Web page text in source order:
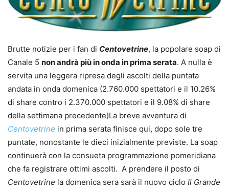
Brutte notizie per i fan di Centovetrine, la popolare soap di
Canale 5 non andrà più in onda in prima serata. A nulla è
servita una leggera ripresa degli ascolti della puntata
andata in onda domenica (2.760.000 spettatori e il 10.26%
di share contro i 2.370.000 spettatori e il 9.08% di share
della settimana precedente)La breve avventura di
Centovetrine in prima serata finisce qui, dopo sole tre
puntate, nonostante le dieci inizialmente previste. La soap
continuerà con la consueta programmazione pomeridiana
che fa registrare ottimi ascolti. A prendere il posto di
Centovetrine la domenica sera sarà il nuovo ciclo Il Grande